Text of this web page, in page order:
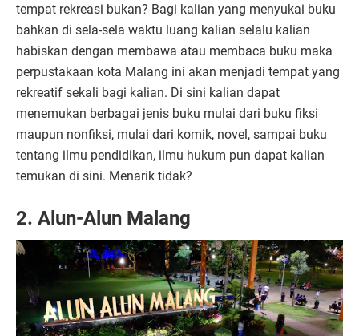
tempat rekreasi bukan? Bagi kalian yang menyukai buku
bahkan di sela-sela waktu luang kalian selalu kalian
habiskan dengan membawa atau membaca buku maka
perpustakaan kota Malang ini akan menjadi tempat yang
rekreatif sekali bagi kalian. Di sini kalian dapat
menemukan berbagai jenis buku mulai dari buku fiksi
maupun nonfiksi, mulai dari komik, novel, sampai buku
tentang ilmu pendidikan, ilmu hukum pun dapat kalian
temukan di sini. Menarik tidak?
2. Alun-Alun Malang